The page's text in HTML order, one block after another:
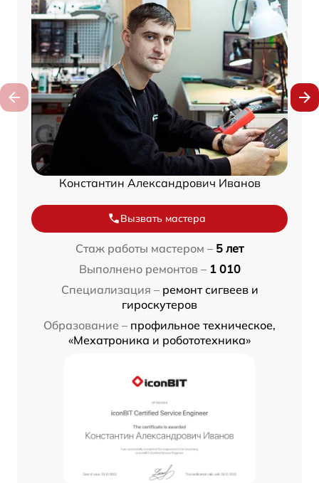
Константин Александрович Иванов
Вызвать мастера
Стаж работы мастером – 5 лет
Выполнено ремонтов – 1 010
Специализация – ремонт сигвеев и
гироскутеров
Образование – профильное техническое,
«Мехатроника и робототехника»